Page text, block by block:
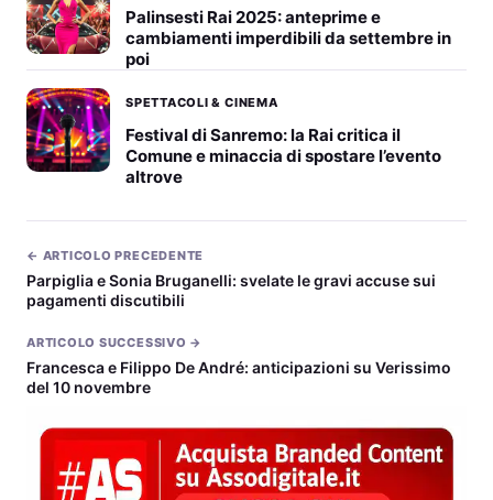
Palinsesti Rai 2025: anteprime e
cambiamenti imperdibili da settembre in
poi
SPETTACOLI & CINEMA
Festival di Sanremo: la Rai critica il
Comune e minaccia di spostare l’evento
altrove
← ARTICOLO PRECEDENTE
Parpiglia e Sonia Bruganelli: svelate le gravi accuse sui
pagamenti discutibili
ARTICOLO SUCCESSIVO →
Francesca e Filippo De André: anticipazioni su Verissimo
del 10 novembre